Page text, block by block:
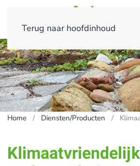
Terug naar hoofdinhoud
Home Diensten/Producten